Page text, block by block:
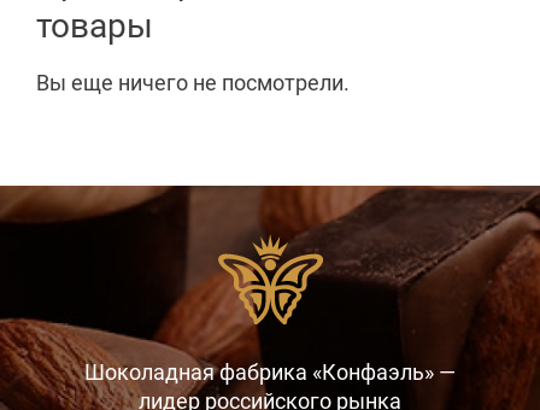
товары
Вы еще ничего не посмотрели.
Шоколадная фабрика «Конфаэль» —
лидер российского рынка